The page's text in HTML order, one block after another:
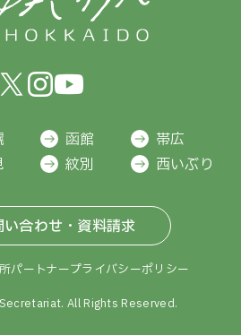
函館
帯広
紋別 西いぶり
い合わせ・資料請求
パートナープライバシーポリシー
All Rights Reserved.